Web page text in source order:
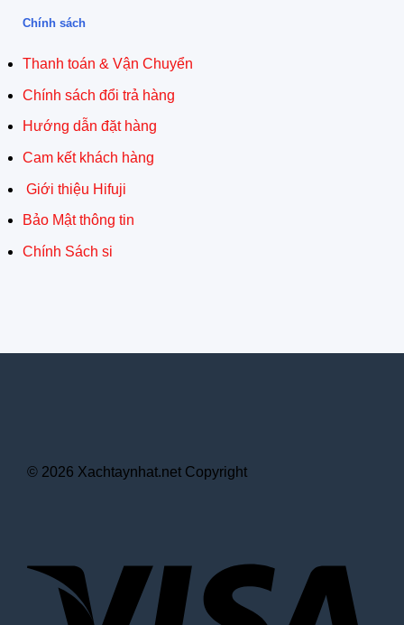
Chính sách
Thanh toán & Vận Chuyển
Chính sách đổi trả hàng
Hướng dẫn đặt hàng
Cam kết khách hàng
Giới thiệu Hifuji
Bảo Mật thông tin
Chính Sách si
© 2026 Xachtaynhat.net Copyright